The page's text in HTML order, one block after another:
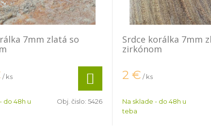
7mm zlatá so
/ ks
do 48h u
Obj. čislo: 5426
Srdce korálka 7mm
zirkónom
2 € / ks
Na sklade - do 48h u
teba